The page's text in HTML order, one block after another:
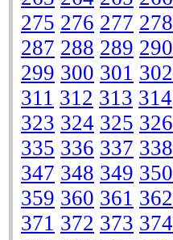
275 276 277 278
287 288 289 290
299 300 301 302
311 312 313 314
323 324 325 326
335 336 337 338
347 348 349 350
359 360 361 362
371 372 373 374